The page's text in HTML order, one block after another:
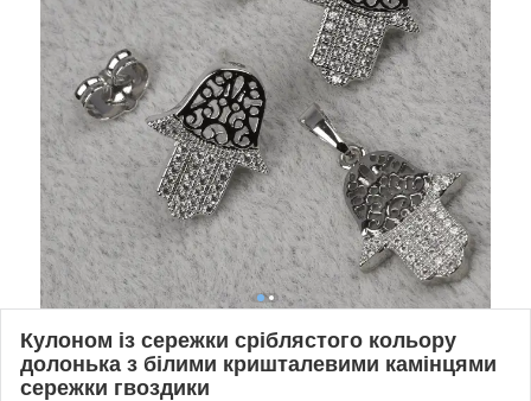
Кулоном із сережки сріблястого кольору
долонька з білими кришталевими камінцями
сережки гвоздики